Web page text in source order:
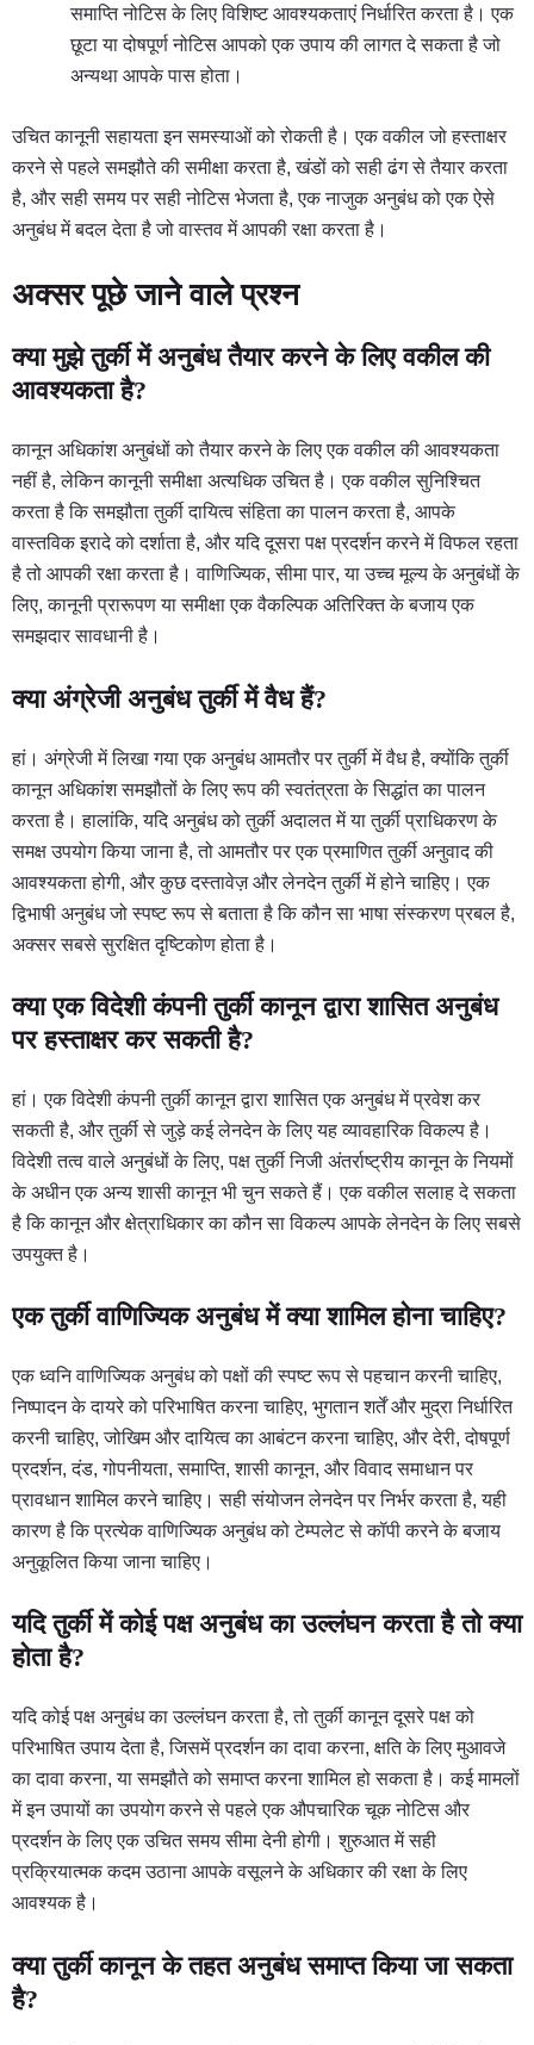
समाप्ति नोटिस के लिए विशिष्ट आवश्यकताएं निर्धारित करता है। एक
छूटा या दोषपूर्ण नोटिस आपको एक उपाय की लागत दे सकता है जो
अन्यथा आपके पास होता।
उचित कानूनी सहायता इन समस्याओं को रोकती है। एक वकील जो हस्ताक्षर
करने से पहले समझौते की समीक्षा करता है, खंडों को सही ढंग से तैयार करता
है, और सही समय पर सही नोटिस भेजता है, एक नाजुक अनुबंध को एक ऐसे
अनुबंध में बदल देता है जो वास्तव में आपकी रक्षा करता है।
अक्सर पूछे जाने वाले प्रश्न
क्या मुझे तुर्की में अनुबंध तैयार करने के लिए वकील की
आवश्यकता है?
कानून अधिकांश अनुबंधों को तैयार करने के लिए एक वकील की आवश्यकता
नहीं है, लेकिन कानूनी समीक्षा अत्यधिक उचित है। एक वकील सुनिश्चित
करता है कि समझौता तुर्की दायित्व संहिता का पालन करता है, आपके
वास्तविक इरादे को दर्शाता है, और यदि दूसरा पक्ष प्रदर्शन करने में विफल रहता
है तो आपकी रक्षा करता है। वाणिज्यिक, सीमा पार, या उच्च मूल्य के अनुबंधों के
लिए, कानूनी प्रारूपण या समीक्षा एक वैकल्पिक अतिरिक्त के बजाय एक
समझदार सावधानी है।
क्या अंग्रेजी अनुबंध तुर्की में वैध हैं?
हां। अंग्रेजी में लिखा गया एक अनुबंध आमतौर पर तुर्की में वैध है, क्योंकि तुर्की
कानून अधिकांश समझौतों के लिए रूप की स्वतंत्रता के सिद्धांत का पालन
करता है। हालांकि, यदि अनुबंध को तुर्की अदालत में या तुर्की प्राधिकरण के
समक्ष उपयोग किया जाना है, तो आमतौर पर एक प्रमाणित तुर्की अनुवाद की
आवश्यकता होगी, और कुछ दस्तावेज़ और लेनदेन तुर्की में होने चाहिए। एक
द्विभाषी अनुबंध जो स्पष्ट रूप से बताता है कि कौन सा भाषा संस्करण प्रबल है,
अक्सर सबसे सुरक्षित दृष्टिकोण होता है।
क्या एक विदेशी कंपनी तुर्की कानून द्वारा शासित अनुबंध
पर हस्ताक्षर कर सकती है?
हां। एक विदेशी कंपनी तुर्की कानून द्वारा शासित एक अनुबंध में प्रवेश कर
सकती है, और तुर्की से जुड़े कई लेनदेन के लिए यह व्यावहारिक विकल्प है।
विदेशी तत्व वाले अनुबंधों के लिए, पक्ष तुर्की निजी अंतर्राष्ट्रीय कानून के नियमों
के अधीन एक अन्य शासी कानून भी चुन सकते हैं। एक वकील सलाह दे सकता
है कि कानून और क्षेत्राधिकार का कौन सा विकल्प आपके लेनदेन के लिए सबसे
उपयुक्त है।
एक तुर्की वाणिज्यिक अनुबंध में क्या शामिल होना चाहिए?
एक ध्वनि वाणिज्यिक अनुबंध को पक्षों की स्पष्ट रूप से पहचान करनी चाहिए,
निष्पादन के दायरे को परिभाषित करना चाहिए, भुगतान शर्तें और मुद्रा निर्धारित
करनी चाहिए, जोखिम और दायित्व का आबंटन करना चाहिए, और देरी, दोषपूर्ण
प्रदर्शन, दंड, गोपनीयता, समाप्ति, शासी कानून, और विवाद समाधान पर
प्रावधान शामिल करने चाहिए। सही संयोजन लेनदेन पर निर्भर करता है, यही
कारण है कि प्रत्येक वाणिज्यिक अनुबंध को टेम्पलेट से कॉपी करने के बजाय
अनुकूलित किया जाना चाहिए।
यदि तुर्की में कोई पक्ष अनुबंध का उल्लंघन करता है तो क्या
होता है?
यदि कोई पक्ष अनुबंध का उल्लंघन करता है, तो तुर्की कानून दूसरे पक्ष को
परिभाषित उपाय देता है, जिसमें प्रदर्शन का दावा करना, क्षति के लिए मुआवजे
का दावा करना, या समझौते को समाप्त करना शामिल हो सकता है। कई मामलों
में इन उपायों का उपयोग करने से पहले एक औपचारिक चूक नोटिस और
प्रदर्शन के लिए एक उचित समय सीमा देनी होगी। शुरुआत में सही
प्रक्रियात्मक कदम उठाना आपके वसूलने के अधिकार की रक्षा के लिए
आवश्यक है।
क्या तुर्की कानून के तहत अनुबंध समाप्त किया जा सकता
है?